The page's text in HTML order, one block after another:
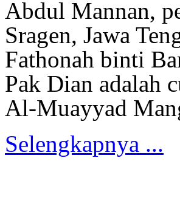
Abdul Mannan,
Sragen, Jawa
Fathonah binti
Pak Dian adalah
Al-Muayyad
Selengkapnya ...